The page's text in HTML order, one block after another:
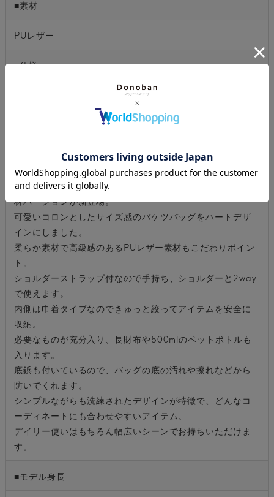
■素材
PUレザー
■仕様
取り外し可能なショルダー付き
大人気ハートカットバッグから季節感漂うスウェード調素
材バージョンが新登場。
可愛いコロンとしたサイズ感のバケツバッグをハートデザ
インにしました。
柔らか素材で高級感のあるPUレザー素材もこだわりポイン
ト。
ショルダーストラップ付なので手持ち、ショルダーと2way
で使えます。
内側は巾着タイプなのできゅっと絞ってアイテムを安全に
収納。
必要なものが充分入り、長財布や500mlのペットボトルも
入ります。
底鋲も付いているので、バッグの底の汚れや擦れなどから
防いでくれます。
シンプルながらも洗練されたデザインが特徴で、どんなコ
ーディネートにも合わせやすいアイテム。
デイリー使いはもちろん幅広いシーンでお持ちいただけま
す。
■モデル身長